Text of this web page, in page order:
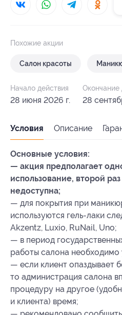
Похожие акции
Салон красоты
Начало действия
28 июня 2026 г.
Окончание
28
Условия Описание
Основные условия:
— акция предполагает
использование, второй
недоступна;
— для покрытия при
используются гель-лаки
Akzentz, Luxio, RuNail, Uno;
— в период
работы салона необходимо
— если клиент опаздывает
то администрация салона
процедуру на другое
и клиента) время;